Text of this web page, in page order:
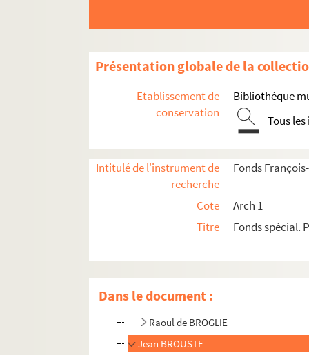
Présentation globale de la
Etablissement de
conservation
Bibliothèque
Tous
Intitulé de l'instrument de
recherche
Fonds
Cote
Arch 1
Titre
Fonds spécial.
Dans le document :
A. BOURCERET
Simone BOURLARD-COLLIN
Lucile BOURRACHOT
Marcelle BOUTEMY
Jean BOYER
René BRIAT
Alain BRIEUX
Denis BRISSAUD
Raoul de BROGLIE
Jean BROUSTE